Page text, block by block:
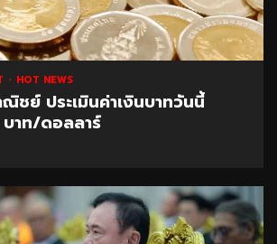
HOT NEWS
ณิชย์ ประเมินค่าเงินบาทวันนี้
าท/ดอลลาร์